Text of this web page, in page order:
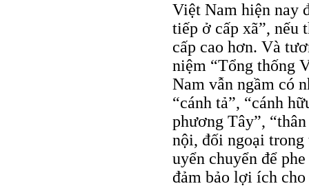
Việt Nam hiện nay
tiếp ở cấp xã”, nếu
cấp cao hơn. Và
niệm “Tổng thống
Nam vẫn ngầm có
“cánh tả”, “cánh
phương Tây”,
nội, đối ngoại
uyển chuyển để
đảm bảo lợi ích